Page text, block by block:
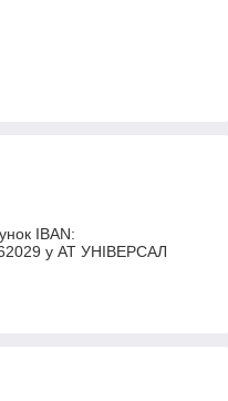
IBAN:
у АТ УНІВЕРСАЛ